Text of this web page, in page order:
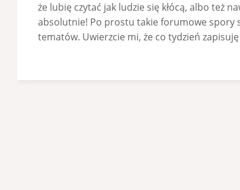
że lubię czytać jak ludzie się kłócą, albo też
absolutnie! Po prostu takie forumowe spory
tematów. Uwierzcie mi, że co tydzień